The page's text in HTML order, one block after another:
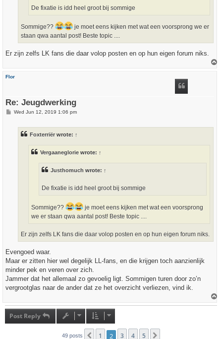
De fixatie is idd heel groot bij sommige
Sommige??
je moet eens kijken met wat een voorsprong we er
staan qwa aantal post! Beste topic ....
Er zijn zelfs LK fans die daar volop posten en op hun eigen forum niks.
Flor
Re: Jeugdwerking
PWed Jun 12, 2019 1:06 pm
Foxterriër wrote: ↑
Vergaaneglorie wrote: ↑
Justhomuch wrote: ↑
De fixatie is idd heel groot bij sommige
Sommige??
je moet eens kijken met wat een voorsprong
we er staan qwa aantal post! Beste topic ....
Er zijn zelfs LK fans die daar volop posten en op hun eigen forum niks.
Evengoed waar.
Maar er zitten hier wel degelijk LL-fans, en die krijgen toch aanzienlijk
minder pek en veren over zich.
Jammer dat het allemaal zo gevoelig ligt. Sommigen turen door zo’n
vergrootglas naar de ander dat ze het overzicht verliezen, vind ik.
Post Reply
49 posts Previous
1 2 3 4 5